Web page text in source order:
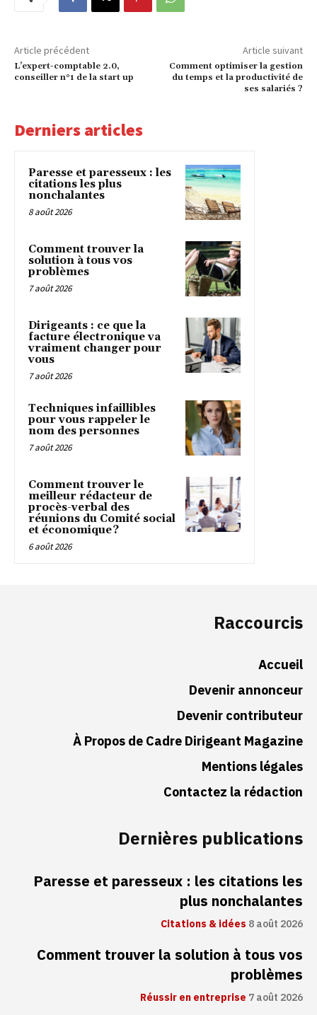
Article précédent
L’expert-comptable 2.0,
conseiller n°1 de la start up
Article suivant
Comment optimiser la gestion
du temps et la productivité de
ses salariés ?
Derniers articles
Paresse et paresseux : les
citations les plus
nonchalantes
8 août 2026
Comment trouver la
solution à tous vos
problèmes
7 août 2026
Dirigeants : ce que la
facture électronique va
vraiment changer pour
vous
7 août 2026
Techniques infaillibles
pour vous rappeler le
nom des personnes
7 août 2026
Comment trouver le
meilleur rédacteur de
procès-verbal des
réunions du Comité social
et économique ?
6 août 2026
Raccourcis
Accueil
Devenir annonceur
Devenir contributeur
À Propos de Cadre Dirigeant Magazine
Mentions légales
Contactez la rédaction
Dernières publications
Paresse et paresseux : les citations les
plus nonchalantes
Citations & idées8 août 2026
Comment trouver la solution à tous vos
problèmes
Réussir en entreprise 7 août 2026